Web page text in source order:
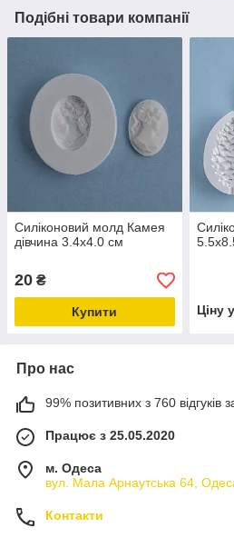
Подібні товари компанії
Силіконовий молд Камея
дівчина 3.4х4.0 см
20 ₴
Купити Ціну
Про нас
99% позитивних з 760 відгуків
Працює з 25.05.2020
м. Одеса
вул. Мала Арнаутська 64,
Контакти